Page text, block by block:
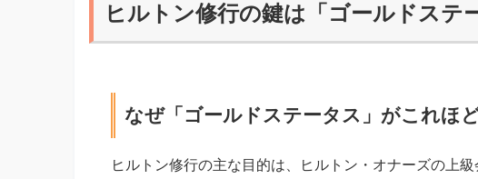
ヒルトン修行の鍵は「ゴールドステ
なぜ「ゴールドステータス」がこれほ
ヒルトン修行の主な目的は、ヒルトン・オナーズの上